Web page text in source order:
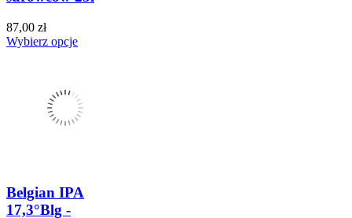
87,00 zł
Wybierz opcje
Belgian IPA
17,3°Blg -